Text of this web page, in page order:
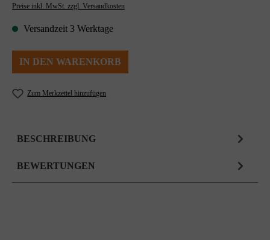
Preise inkl. MwSt. zzgl. Versandkosten
Versandzeit 3 Werktage
IN DEN WARENKORB
Zum Merkzettel hinzufügen
BESCHREIBUNG
BEWERTUNGEN